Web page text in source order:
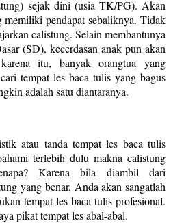
sejak dini (usia TK/PG). Akan
memiliki pendapat sebaliknya. Tidak
calistung. Selain membantunya
(SD), kecerdasan anak pun akan
itu, banyak orangtua yang
tempat les baca tulis yang bagus
adalah satu diantaranya.
atau tanda tempat les baca tulis
terlebih dulu makna calistung
Karena bila diambil dari
yang benar, Anda akan sangatlah
tempat les baca tulis profesional.
pikat tempat les abal-abal.